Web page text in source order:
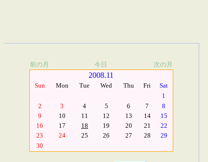
前の月 今日 次の月
2008.11
Sun Mon Tue Wed Thu Fri
Sat
1
2
3 4 5 6 7
8
9
10 11 12 13 14
15
16
17 18 19 20 21
22
23
24 25 26 27 28
29
30